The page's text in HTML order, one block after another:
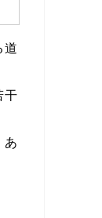
道
干
あ